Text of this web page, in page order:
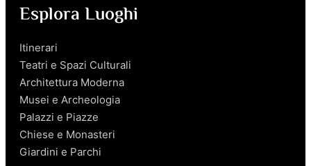
Esplora Luoghi
Itinerari
Teatri e Spazi Culturali
Architettura Moderna
Musei e Archeologia
Palazzi e Piazze
Chiese e Monasteri
Giardini e Parchi